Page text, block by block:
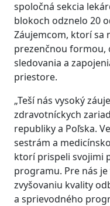
spoločná sekcia
blokoch odznelo 20
Záujemcom, ktorí sa
prezenčnou
sledovania a
priestore.
„Teší nás vysoký
zdravotníckych
republiky a Poľska.
sestrám a
ktorí prispeli svojimi
programu. Pre nás
zvyšovaniu kvality
a sprievodného